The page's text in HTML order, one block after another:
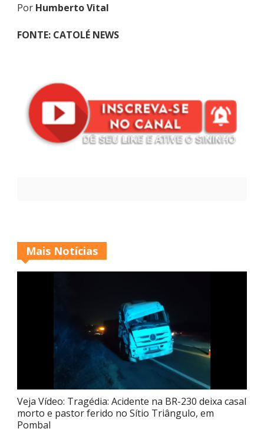
Por Humberto Vital
FONTE: CATOLÉ NEWS
Mais Notícias
Veja Vídeo: Tragédia: Acidente na BR-230 deixa casal
morto e pastor ferido no Sítio Triângulo, em
Pombal